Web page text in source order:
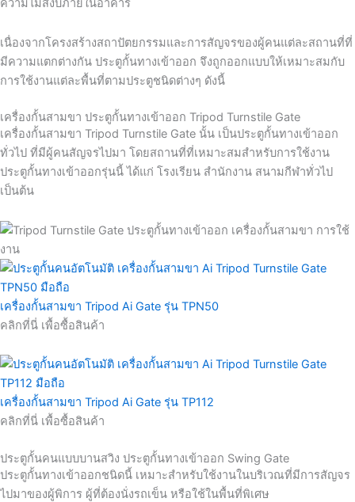
ความไม่สงบภายในอาคาร
เนื่องจากโครงสร้างสถาปัตยกรรมและการสัญจรของผู้คนแต่ละสถานที่ที่
มีความแตกต่างกัน ประตูกั้นทางเข้าออก จึงถูกออกแบบให้เหมาะสมกับ
การใช้งานแต่ละพื้นที่ตามประตูชนิดต่างๆ ดังนี้
เครื่องกั้นสามขา ประตูกั้นทางเข้าออก Tripod Turnstile Gate
เครื่องกั้นสามขา Tripod Turnstile Gate นั้น เป็นประตูกั้นทางเข้าออก
ทั่วไป ที่มีผู้คนสัญจรไปมา โดยสถานที่ที่เหมาะสมสำหรับการใช้งาน
ประตูกั้นทางเข้าออกรุ่นนี้ ได้แก่ โรงเรียน สำนักงาน สนามกีฬาทั่วไป
เป็นต้น
เครื่องกั้นสามขา Tripod Ai Gate รุ่น TPN50
คลิกที่นี่ เพื้อซื้อสินค้า
เครื่องกั้นสามขา Tripod Ai Gate รุ่น TP112
คลิกที่นี่ เพื้อซื้อสินค้า
ประตูกั้นคนแบบบานสวิง ประตูกั้นทางเข้าออก Swing Gate
ประตูกั้นทางเข้าออกชนิดนี้ เหมาะสำหรับใช้งานในบริเวณที่มีการสัญจร
ไปมาของผู้พิการ ผู้ที่ต้องนั่งรถเข็น หรือใช้ในพื้นที่พิเศษ